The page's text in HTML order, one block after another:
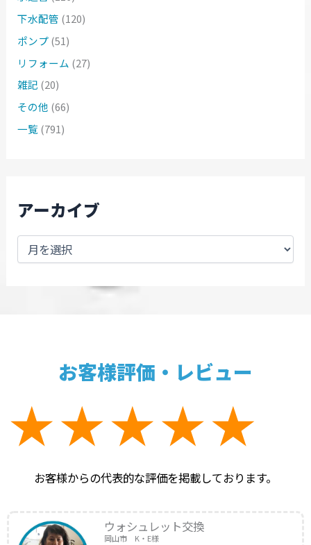
下水配管 (120)
ポンプ(51)
リフォーム (27)
雑記 (20)
その他 (66)
一覧(791)
アーカイブ
お客様評価・レビュー
お客様からの代表的な評価を掲載しております。
ウォシュレット交換
岡山市 K・E様